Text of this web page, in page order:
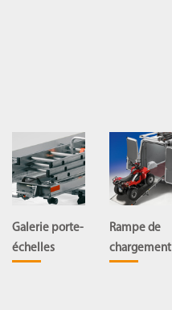
Galerie porte-
échelles
Rampe de
chargement